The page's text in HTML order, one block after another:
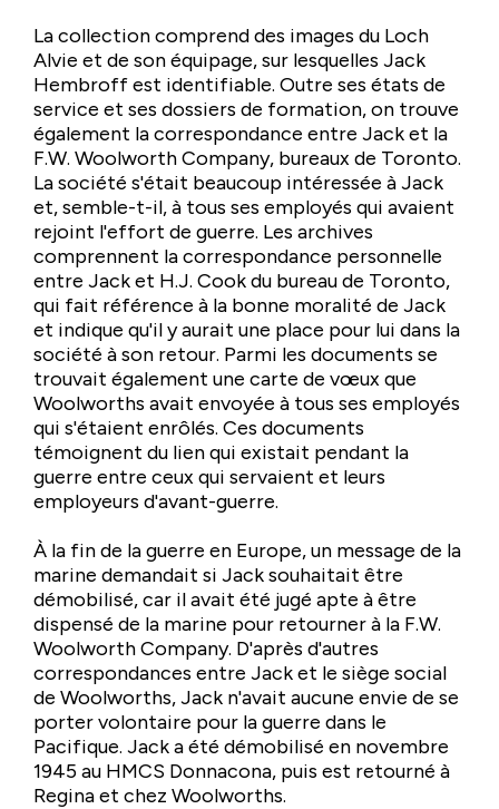
La collection comprend des images du Loch
Alvie et de son équipage, sur lesquelles Jack
Hembroff est identifiable. Outre ses états de
service et ses dossiers de formation, on trouve
également la correspondance entre Jack et la
F.W. Woolworth Company, bureaux de Toronto.
La société s'était beaucoup intéressée à Jack
et, semble-t-il, à tous ses employés qui avaient
rejoint l'effort de guerre. Les archives
comprennent la correspondance personnelle
entre Jack et H.J. Cook du bureau de Toronto,
qui fait référence à la bonne moralité de Jack
et indique qu'il y aurait une place pour lui dans la
société à son retour. Parmi les documents se
trouvait également une carte de vœux que
Woolworths avait envoyée à tous ses employés
qui s'étaient enrôlés. Ces documents
témoignent du lien qui existait pendant la
guerre entre ceux qui servaient et leurs
employeurs d'avant-guerre.
À la fin de la guerre en Europe, un message de la
marine demandait si Jack souhaitait être
démobilisé, car il avait été jugé apte à être
dispensé de la marine pour retourner à la F.W.
Woolworth Company. D'après d'autres
correspondances entre Jack et le siège social
de Woolworths, Jack n'avait aucune envie de se
porter volontaire pour la guerre dans le
Pacifique. Jack a été démobilisé en novembre
1945 au HMCS Donnacona, puis est retourné à
Regina et chez Woolworths.